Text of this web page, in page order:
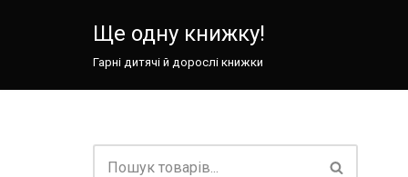
вмісту
Ще одну книжку!
Гарні дитячі й дорослі книжки